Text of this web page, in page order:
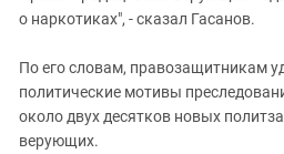
о наркотиках", - сказал Гасанов.
По его словам, правозащитникам
политические мотивы
около двух десятков новых
верующих.